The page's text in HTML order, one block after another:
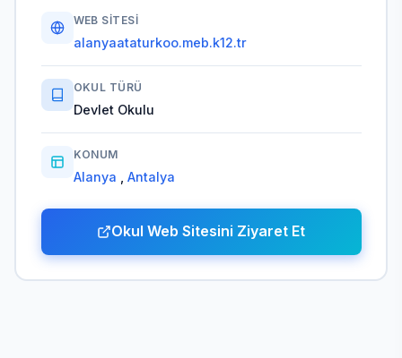
WEB SITESI
alanyaataturkoo.meb.k12.tr
OKUL TÜRÜ
Devlet Okulu
KONUM
Alanya Antalya
Okul Web Sitesini Ziyaret Et